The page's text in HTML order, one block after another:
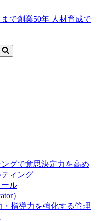
で創業50年 人材育成で
グで意思決定力を高め
ィング
ル
）
指導力を強化する管理